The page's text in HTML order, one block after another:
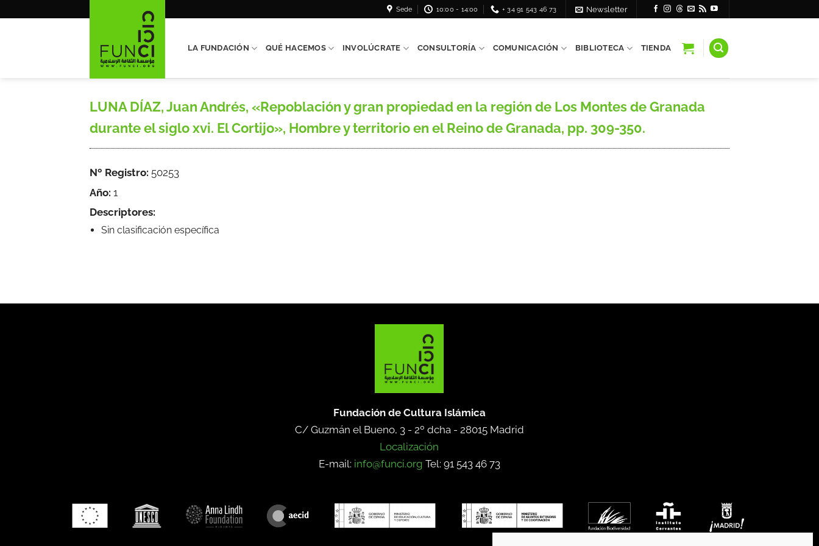
Sede 10:00 - 14:00 + 34 91 543 46 73 Newsletter
LA FUNDACIÓN QUÉ HACEMOS INVOLÚCRATE CONSULTORÍA COMUNICACIÓN BIBLIOTECA TIENDA
LUNA DÍAZ, Juan Andrés, «Repoblación y gran propiedad en la región de Los Montes de Granada
durante el siglo xvi. El Cortijo», Hombre y territorio en el Reino de Granada, pp. 309-350.
Nº Registro: 50253
Año: 1
Descriptores:
Sin clasificación específica
Fundación de Cultura Islámica
C/ Guzmán el Bueno, 3 - 2º dcha - 28015 Madrid
Localización
E-mail: info@funci.org Tel: 91 543 46 73